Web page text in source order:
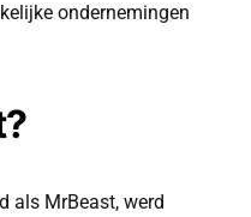
ondernemingen
als MrBeast, werd